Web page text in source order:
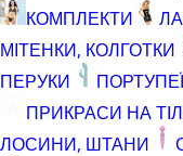
КОМПЛЕКТИ
МІТЕНКИ, КОЛГОТКИ
ПЕРУКИ
ПРИКРАСИ НА
ЛОСИНИ, ШТАНИ